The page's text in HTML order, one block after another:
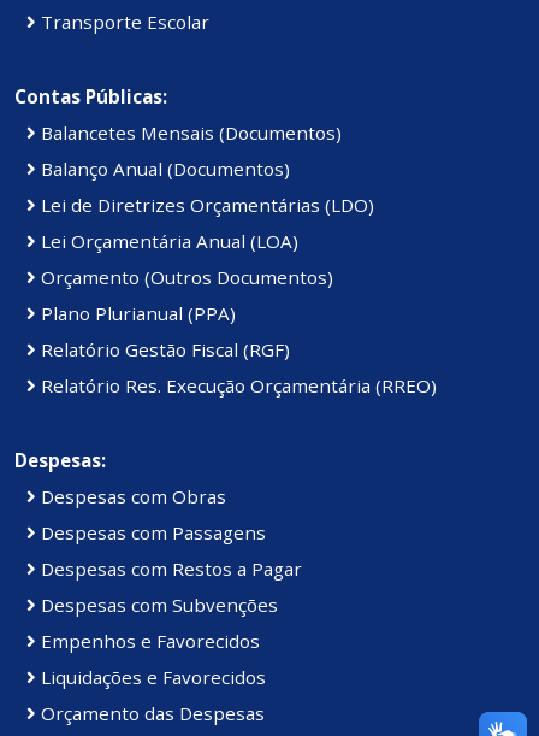
Transporte Escolar
Contas Públicas:
Balancetes Mensais (Documentos)
Balanço Anual (Documentos)
Lei de Diretrizes Orçamentárias (LDO)
Lei Orçamentária Anual (LOA)
Orçamento (Outros Documentos)
Plano Plurianual (PPA)
Relatório Gestão Fiscal (RGF)
Relatório Res. Execução Orçamentária (RREO)
Despesas:
Despesas com Obras
Despesas com Passagens
Despesas com Restos a Pagar
Despesas com Subvenções
Empenhos e Favorecidos
Liquidações e Favorecidos
Orçamento das Despesas